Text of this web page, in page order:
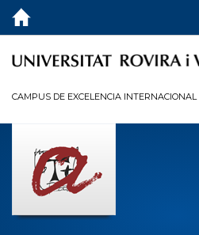
LA FACULTAD
CALIDAD
INFORMACIÓN PARA
I+D+I
CAMPUS DE EXCELENCIA INTERNACIONAL